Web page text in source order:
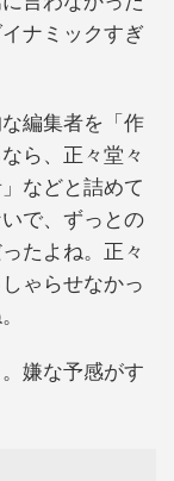
ナミックすぎ
編集者を「作
ら、正々堂々
などと詰めて
で、ずっとの
たよね。正々
ゃらせなかっ
嫌な予感がす